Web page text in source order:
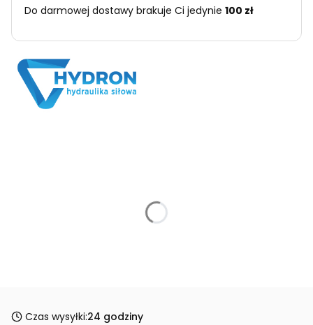
Do darmowej dostawy brakuje Ci jedynie 100 zł
Czas wysyłki:24 godziny